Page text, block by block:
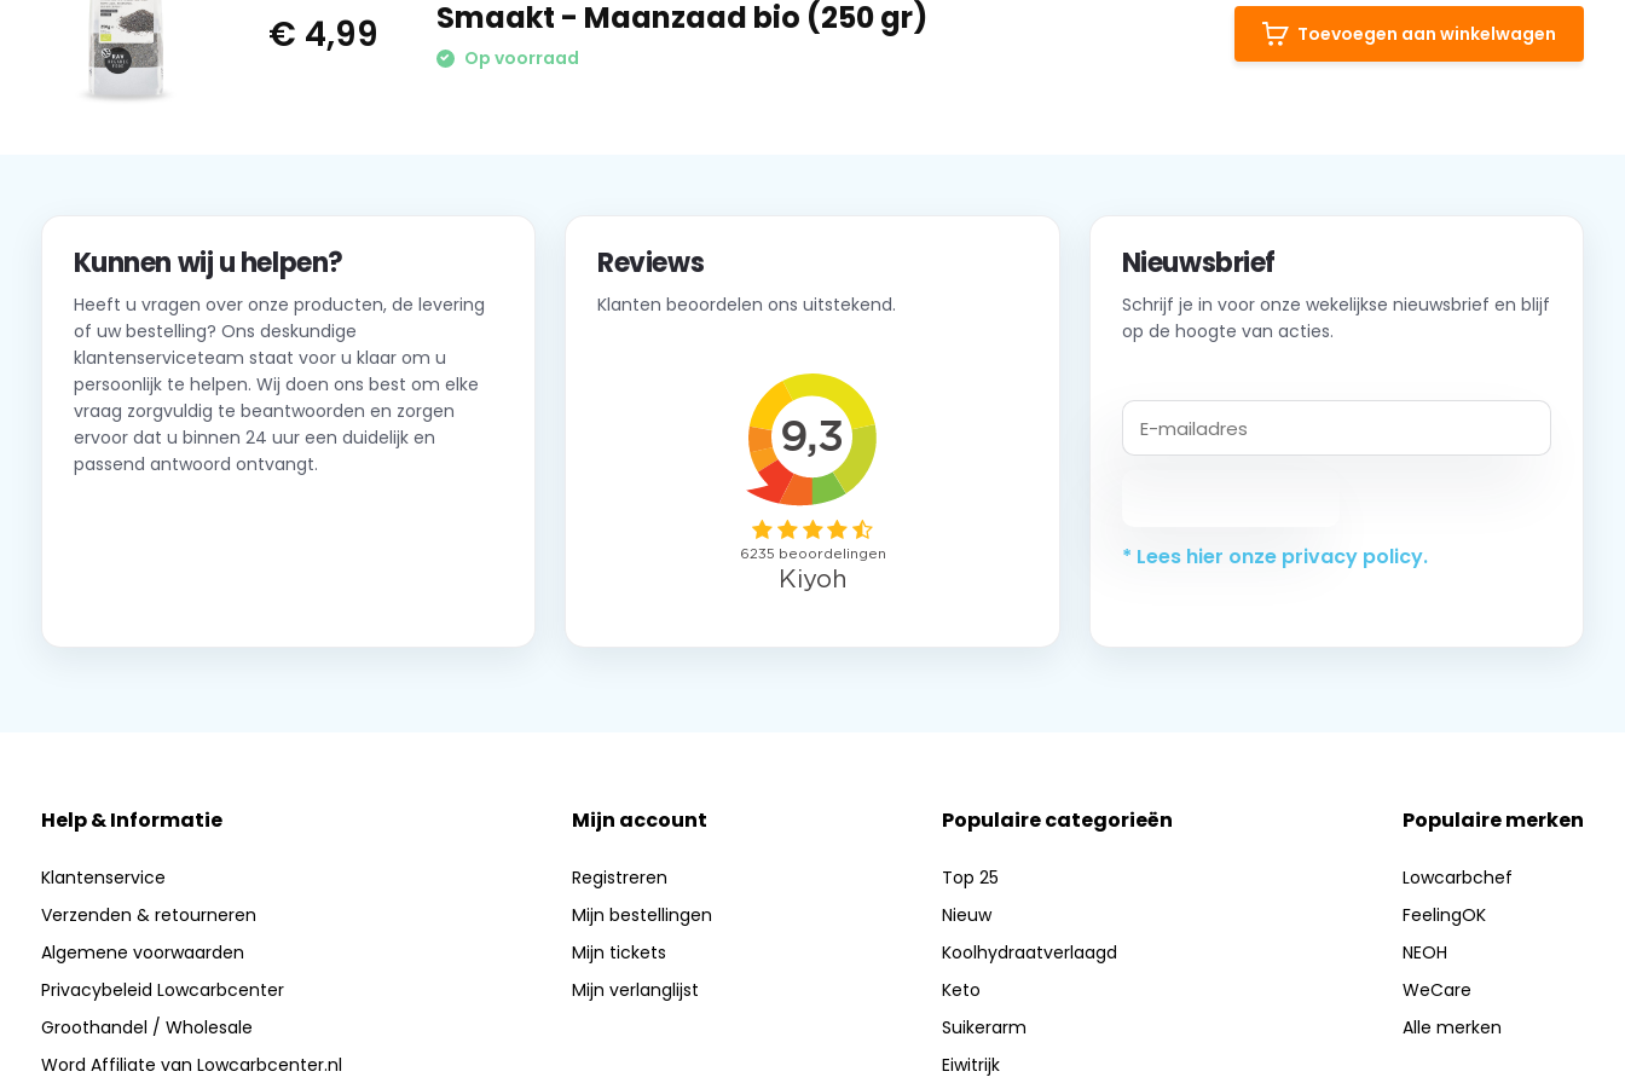
€ 4,99 Smaakt - Maanzaad bio (250 gr)
Op voorraad
Toevoegen aan winkelwagen
Kunnen wij u helpen?
Heeft u vragen over onze producten, de levering
of uw bestelling? Ons deskundige
klantenserviceteam staat voor u klaar om u
persoonlijk te helpen. Wij doen ons best om elke
vraag zorgvuldig te beantwoorden en zorgen
ervoor dat u binnen 24 uur een duidelijk en
passend antwoord ontvangt.
Reviews
Klanten beoordelen ons uitstekend.
Nieuwsbrief
Schrijf je in voor onze wekelijkse nieuwsbrief en blijf
op de hoogte van acties.
* Lees hier onze privacy policy.
Help & Informatie
Klantenservice
Verzenden & retourneren
Algemene voorwaarden
Privacybeleid Lowcarbcenter
Groothandel / Wholesale
Word Affiliate van Lowcarbcenter.nl
Mijn account
Registreren
Mijn bestellingen
Mijn tickets
Mijn verlanglijst
Populaire categorieën
Top 25
Nieuw
Koolhydraatverlaagd
Keto
Suikerarm
Eiwitrijk
Populaire merken
Lowcarbchef
FeelingOK
NEOH
WeCare
Alle merken